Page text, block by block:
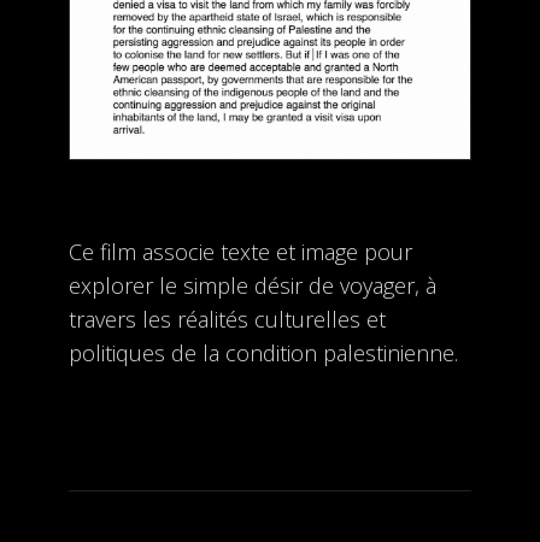
Ce film associe texte et image pour
explorer le simple désir de voyager, à
travers les réalités culturelles et
politiques de la condition palestinienne.